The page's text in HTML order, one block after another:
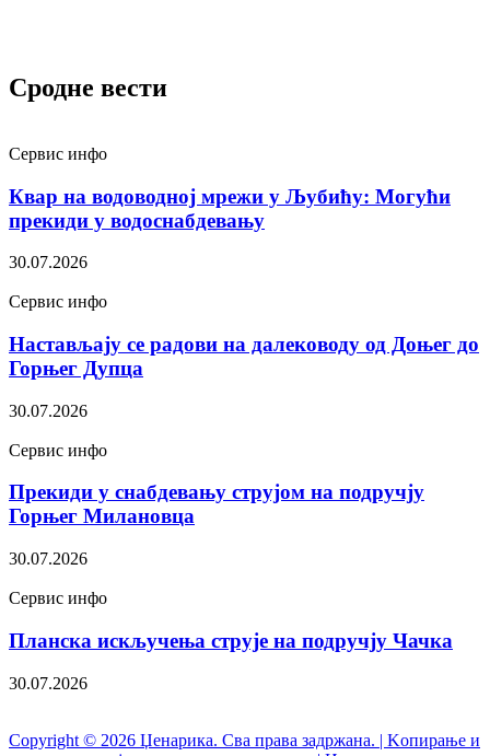
Сродне вести
Сервис инфо
Квар на водоводној мрежи у Љубићу: Могући
прекиди у водоснабдевању
30.07.2026
Сервис инфо
Настављају се радови на далеководу од Доњег до
Горњег Дупца
30.07.2026
Сервис инфо
Прекиди у снабдевању струјом на подручју
Горњег Милановца
30.07.2026
Сервис инфо
Планска искључења струје на подручју Чачка
30.07.2026
Copyright © 2026 Џенарика. Сва права задржана. | Kопирање и